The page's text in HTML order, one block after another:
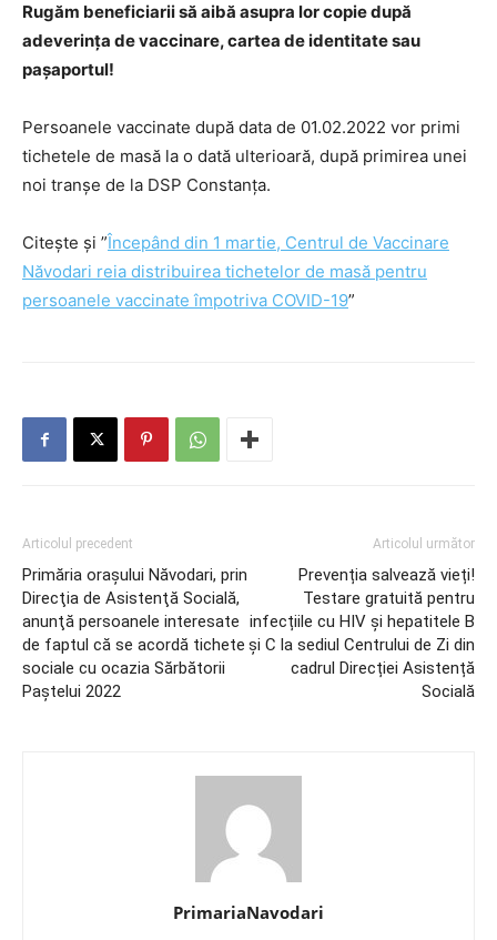
Rugăm beneficiarii să aibă asupra lor copie după
adeverința de vaccinare, cartea de identitate sau
pașaportul!
Persoanele vaccinate după data de 01.02.2022 vor primi
tichetele de masă la o dată ulterioară, după primirea unei
noi tranșe de la DSP Constanța.
Citește și ”Începând din 1 martie, Centrul de Vaccinare
Năvodari reia distribuirea tichetelor de masă pentru
persoanele vaccinate împotriva COVID-19”
Articolul precedent
Primăria oraşului Năvodari, prin
Direcţia de Asistenţă Socială,
anunţă persoanele interesate
de faptul că se acordă tichete
sociale cu ocazia Sărbătorii
Paştelui 2022
Articolul următor
Prevenția salvează vieți!
Testare gratuită pentru
infecțiile cu HIV și hepatitele B
și C la sediul Centrului de Zi din
cadrul Direcției Asistență
Socială
PrimariaNavodari